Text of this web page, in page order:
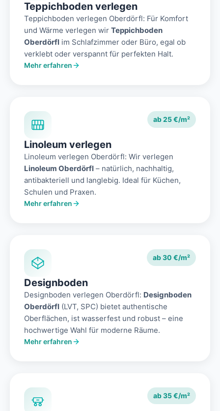
Teppichboden verlegen
Teppichboden verlegen Oberdörfl: Für Komfort
und Wärme verlegen wir Teppichboden
Oberdörfl im Schlafzimmer oder Büro, egal ob
verklebt oder verspannt für perfekten Halt.
Mehr erfahren
ab 25 €/m²
Linoleum verlegen
Linoleum verlegen Oberdörfl: Wir verlegen
Linoleum Oberdörfl – natürlich, nachhaltig,
antibakteriell und langlebig. Ideal für Küchen,
Schulen und Praxen.
Mehr erfahren
ab 30 €/m²
Designboden
Designboden verlegen Oberdörfl: Designboden
Oberdörfl (LVT, SPC) bietet authentische
Oberflächen, ist wasserfest und robust – eine
hochwertige Wahl für moderne Räume.
Mehr erfahren
ab 35 €/m²